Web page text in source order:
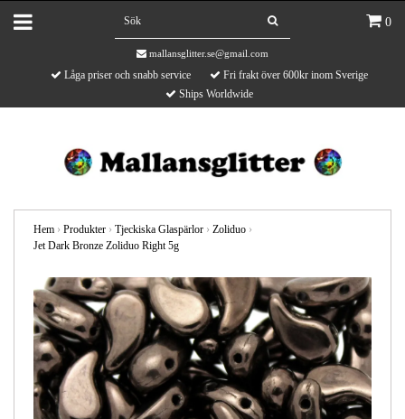
0
mallansglitter.se@gmail.com
Låga priser och snabb service
Fri frakt över 600kr inom Sverige
Ships Worldwide
Hem › Produkter › Tjeckiska Glaspärlor › Zoliduo ›
Jet Dark Bronze Zoliduo Right 5g